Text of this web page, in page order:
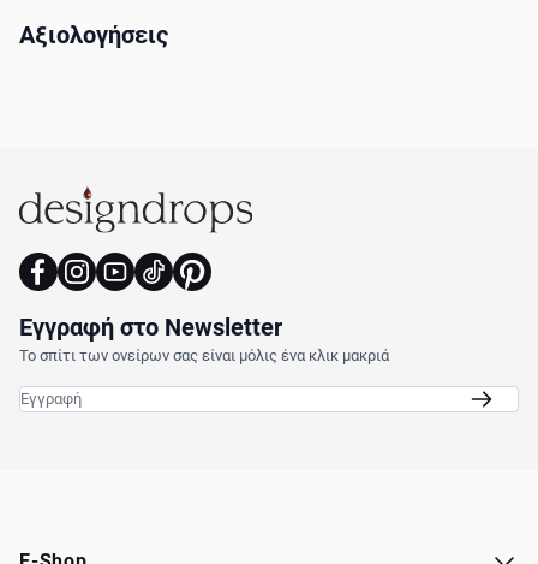
Αξιολογήσεις
Εγγραφή στο Newsletter
Το σπίτι των ονείρων σας είναι μόλις ένα κλικ μακριά